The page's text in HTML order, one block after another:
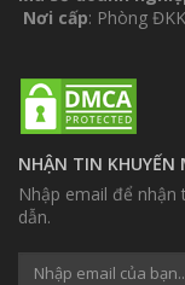
Nơi cấp: Phòng
NHẬN TIN KHUYẾN
Nhập email để nhận
dẫn.